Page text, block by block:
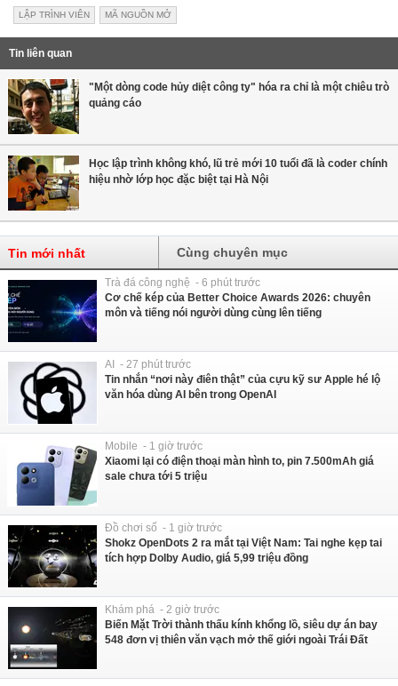
LẬP TRÌNH VIÊN MÃ NGUỒN MỞ
Tin liên quan
"Một dòng code hủy diệt công ty" hóa ra chỉ là một chiêu trò
quảng cáo
Học lập trình không khó, lũ trẻ mới 10 tuổi đã là coder chính
hiệu nhờ lớp học đặc biệt tại Hà Nội
Tin mới nhất Cùng chuyên mục
Trà đá công nghệ - 6 phút trước
Cơ chế kép của Better Choice Awards 2026: chuyên
môn và tiếng nói người dùng cùng lên tiếng
AI - 27 phút trước
Tin nhắn “nơi này điên thật” của cựu kỹ sư Apple hé lộ
văn hóa dùng AI bên trong OpenAI
Mobile - 1 giờ trước
Xiaomi lại có điện thoại màn hình to, pin 7.500mAh giá
sale chưa tới 5 triệu
Đồ chơi số - 1 giờ trước
Shokz OpenDots 2 ra mắt tại Việt Nam: Tai nghe kẹp tai
tích hợp Dolby Audio, giá 5,99 triệu đồng
Khám phá - 2 giờ trước
Biến Mặt Trời thành thấu kính khổng lồ, siêu dự án bay
548 đơn vị thiên văn vạch mở thế giới ngoài Trái Đất